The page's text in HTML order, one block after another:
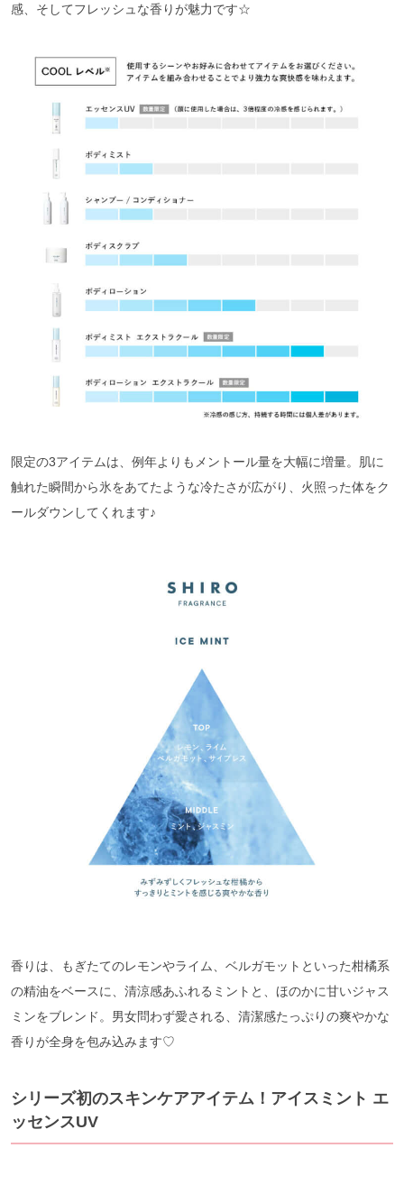
感、そしてフレッシュな香りが魅力です☆
限定の3アイテムは、例年よりもメントール量を大幅に増量。肌に
触れた瞬間から氷をあてたような冷たさが広がり、火照った体をク
ールダウンしてくれます♪
香りは、もぎたてのレモンやライム、ベルガモットといった柑橘系
の精油をベースに、清涼感あふれるミントと、ほのかに甘いジャス
ミンをブレンド。男女問わず愛される、清潔感たっぷりの爽やかな
香りが全身を包み込みます♡
シリーズ初のスキンケアアイテム！アイスミント エ
ッセンスUV